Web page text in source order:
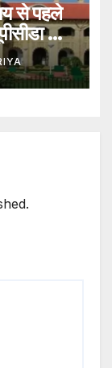
से पहले
का
Illegal;